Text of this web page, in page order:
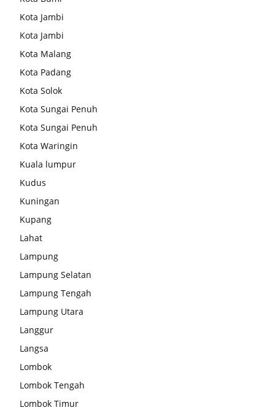
Kota Jambi
Kota Jambi
Kota Malang
Kota Padang
Kota Solok
Kota Sungai Penuh
Kota Sungai Penuh
Kota Waringin
Kuala lumpur
Kudus
Kuningan
Kupang
Lahat
Lampung
Lampung Selatan
Lampung Tengah
Lampung Utara
Langgur
Langsa
Lombok
Lombok Tengah
Lombok Timur